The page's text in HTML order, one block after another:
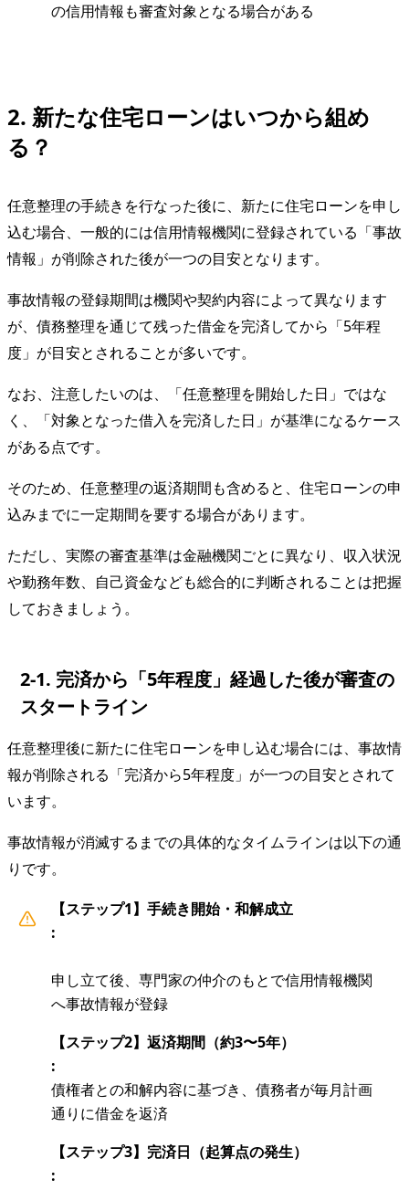
の信用情報も審査対象となる場合がある
2. 新たな住宅ローンはいつから組め
る？
任意整理の手続きを行なった後に、新たに住宅ローンを申し
込む場合、一般的には信用情報機関に登録されている「事故
情報」が削除された後が一つの目安となります。
事故情報の登録期間は機関や契約内容によって異なります
が、債務整理を通じて残った借金を完済してから「5年程
度」が目安とされることが多いです。
なお、注意したいのは、「任意整理を開始した日」ではな
く、「対象となった借入を完済した日」が基準になるケース
がある点です。
そのため、任意整理の返済期間も含めると、住宅ローンの申
込みまでに一定期間を要する場合があります。
ただし、実際の審査基準は金融機関ごとに異なり、収入状況
や勤務年数、自己資金なども総合的に判断されることは把握
しておきましょう。
2-1. 完済から「5年程度」経過した後が審査の
スタートライン
任意整理後に新たに住宅ローンを申し込む場合には、事故情
報が削除される「完済から5年程度」が一つの目安とされて
います。
事故情報が消滅するまでの具体的なタイムラインは以下の通
りです。
【ステップ1】手続き開始・和解成立
:
申し立て後、専門家の仲介のもとで信用情報機関
へ事故情報が登録
【ステップ2】返済期間（約3〜5年）
:
債権者との和解内容に基づき、債務者が毎月計画
通りに借金を返済
【ステップ3】完済日（起算点の発生）
: